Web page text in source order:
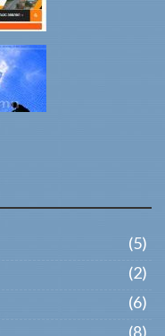
(5)
(2)
(6)
(8)